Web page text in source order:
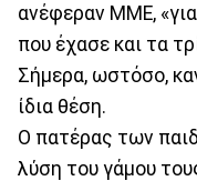
ανέφεραν ΜΜΕ,
που έχασε και τα
Σήμερα, ωστόσο,
ίδια θέση.
Ο πατέρας των
λύση του γάμου